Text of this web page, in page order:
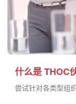
什么是 THOC
尝试针对各类型组